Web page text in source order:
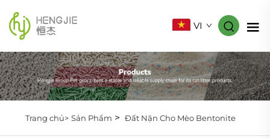
VI
Trang chủ> Sản Phẩm > Đất Nặn Cho Mèo Bentonite